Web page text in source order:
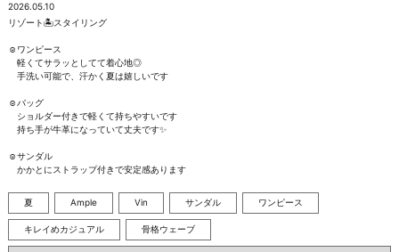
2026.05.10
リゾート🏝️スタイリング
☺︎ワンピース
軽くてサラッとしてて着心地◎
手洗い可能で、汗かく夏は嬉しいです
☺︎バッグ
ショルダー付きで軽くて持ちやすいです
持ち手が牛革になっていて丈夫です✨
☺︎サンダル
かかとにストラップ付きで安定感あります
夏 Ample Vin サンダル ワンピース
キレイめカジュアル 骨格ウェーブ